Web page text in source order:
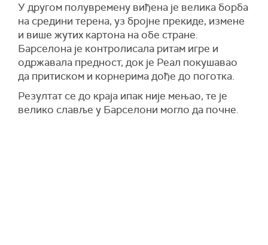
У другом полувремену виђена је велика борба
на средини терена, уз бројне прекиде, измене
и више жутих картона на обе стране.
Барселона је контролисала ритам игре и
одржавала предност, док је Реал покушавао
да притиском и корнерима дође до поготка.
Резултат се до краја ипак није мењао, те је
велико славље у Барселони могло да почне.